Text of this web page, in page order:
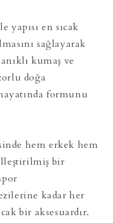
en sıcak
sağlayarak
kumaş ve
doğa
formunu
hem erkek hem
bir
kadar her
bir aksesuardır.